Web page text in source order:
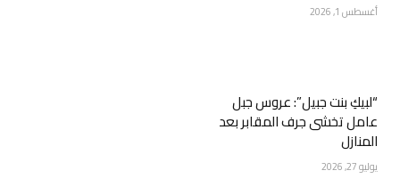
أغسطس 1, 2026
“لبيكِ بنت جبيل”: عروس جبل
عامل تخشى جرف المقابر بعد
المنازل
يوليو 27, 2026